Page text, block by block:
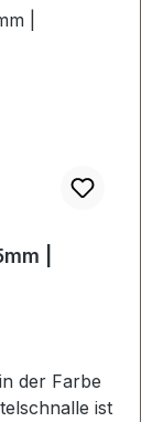
|
der Farbe
ist